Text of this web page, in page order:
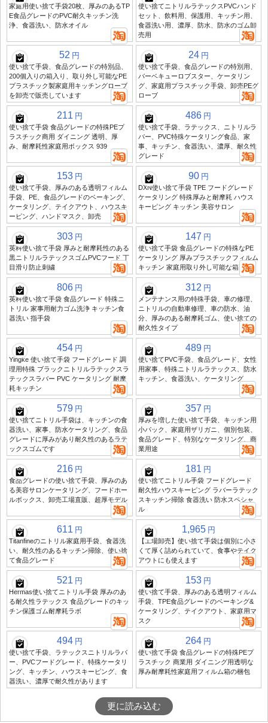
家庭用使い捨て手袋20枚、厚みのあるTP
E食品グレードのPVC耐久キッチン洗
浄、食器洗い、防水オイル
使い捨てニトリルラテックスPVCハンド
セット、飲料用、保護用、キッチン用、
食器洗い用、濃厚、防水、防水のゴム卸
売用
52 円
使い捨て手袋、食品グレードの特別品、
200個入りの箱入り、取り外し可能なPE
プラスチック製家庭用キッチングローブ
を卸売で販売しています
24 円
使い捨て手袋、食品グレードの特別用、
バーベキューロブスター、ケータリン
グ、家庭用プラスチック手袋、卸売PEグ
ローブ
211 円
使い捨て手袋 食品グレードの特殊PEプ
ラスチック商用 ダイニング 透明、厚
み、耐摩耗性家庭用ボックス 939
486 円
使い捨て手袋、ラテックス、ニトリルラ
バー、PVC特殊ケータリング食品、家
事、キッチン、食器洗い、濃厚、耐久性
グレード
153 円
使い捨て手袋、厚みのある透明フィルム
手袋、PE、食品グレードのベーキング、
ケータリング、テイクアウト、ハウスキ
ーピング、ハンドマスク、卸売
90 円
DXN使い捨て手袋 TPE フードグレード
ケータリング 特殊厚みと耐摩耗 ハウス
キーピング キッチン 美容サロン
303 円
英科使い捨て手袋 厚みと耐摩耗性のある
黒ニトリルラテックスゴムPVCフード 丁
目滑り防止刺繍
147 円
使い捨て手袋 食品グレードの特殊なPE
ケータリング 厚みプラスチックフィルム
キッチン 家庭用取り外し可能な箱 防水
806 円
英科使い捨て手袋 食品グレード 特殊ニ
トリル 家事用耐力ゴム洗浄 キッチン食
器洗い 指手袋
312 円
メンテナンス用の特殊手袋、車の修理、
ニトリルの自動車修理、車の防水、油
分、厚みのある耐摩耗ゴム、使い捨ての
耐久性タイプ
454 円
Yingke 使い捨て手袋 フードグレード 調
理用特殊 ブラックニトリルラテックスラ
テックスラバー PVC ケータリング 耐摩
耗キッチン
489 円
使い捨てPVC手袋、食品グレード、女性
用家事、特殊ニトリルラテックス、防水
キッチン、食器洗い、ケータリング
579 円
使い捨てニトリル手袋は、キッチンの食
器洗い、家事、防水ケータリング、食品
グレードに厚みがあり耐久性のあるラテ
ックスゴムです
357 円
厚みを増した使い捨て手袋、キッチン用
小パック、家庭用ザリガニ、個別包装、
食品グレード、特別なケータリング、商
業用途
216 円
食品グレードの使い捨て手袋、厚みのあ
る美容サロンケータリング、フードホー
ルボックス、卸売工場直販、超厚モデル
181 円
使い捨てニトリル手袋 フードグレード
耐久性ハウスキーピング ラバーラテック
スキッチン掃除 食器洗い 防水スペシャ
ル
611 円
Titanfineのニトリル家庭用手袋、食器洗
い、耐久性のあるキッチン掃除、使い捨
て食品グレード
1,965 円
【工場卸売】使い捨て手袋は個別に小さ
くて厚く詰められていて、食事やテイク
アウトにも使えます
521 円
Hermas使い捨てニトリル手袋 厚みのあ
る耐久性ラテックス 食品グレードのキッ
チン保護ゴム耐摩耗ラボ
153 円
使い捨て手袋、厚みのある透明フィルム
手袋、TPE食品グレードのベーキング&
ケータリング、テイクアウト、家庭用マ
スク
494 円
使い捨て手袋、ラテックスニトリルラバ
ー、PVCフードグレード、特殊ケータリ
ング、キッチン、ハウスキーピング、食
器洗い、濃厚で耐久性があります
264 円
使い捨て手袋 食品グレードの特殊PEプ
ラスチック 商業用 ダイニング用透明な
厚み耐摩耗性家庭用フィルム箱の梱包
更に読み込む